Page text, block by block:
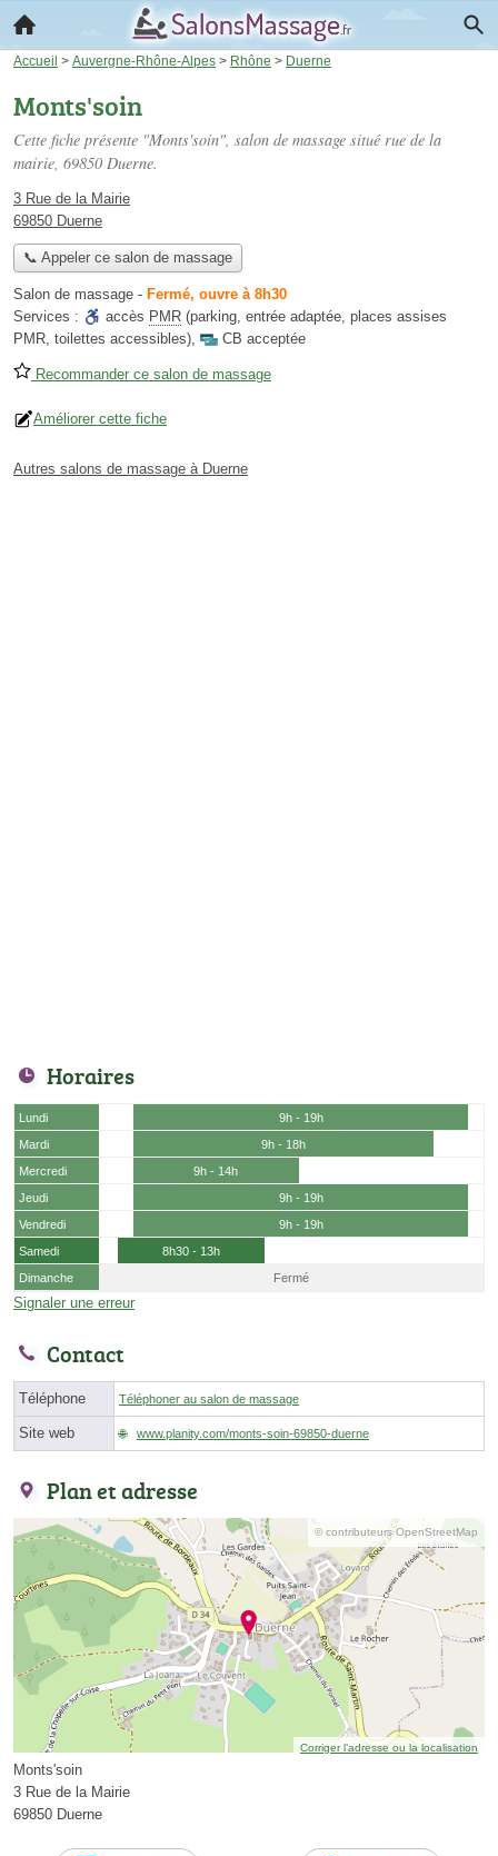
Accueil > Auvergne-Rhône-Alpes > Rhône > Duerne
Monts'soin
Cette fiche présente "Monts'soin", salon de massage situé rue de la
mairie, 69850 Duerne.
3 Rue de la Mairie
69850 Duerne
📞 Appeler ce salon de massage
Salon de massage - Fermé, ouvre à 8h30
Services :
accès PMR (parking, entrée adaptée, places assises
PMR, toilettes accessibles), CB acceptée
Recommander ce salon de massage
Améliorer cette fiche
Autres salons de massage à Duerne
Horaires
Lundi
9h - 19h
Mardi
9h - 18h
Mercredi
9h - 14h
Jeudi
9h - 19h
Vendredi
9h - 19h
Samedi
8h30 - 13h
Dimanche
Fermé
Signaler une erreur
Contact
Téléphone Téléphoner au salon de massage
Site web www.planity.com/monts-soin-69850-duerne
Plan et adresse
© contributeurs OpenStreetMap
Corriger l’adresse ou la localisation
Monts'soin
3 Rue de la Mairie
69850 Duerne